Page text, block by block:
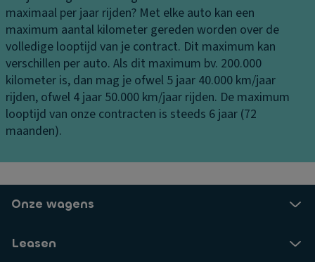
p
b
e
di
e
ni
n
g
o
c
h
n-
ti
n
g
M
a
k
e-
u
pi
e
el
g
S
p
er
di
ff
er
e
e
el
e
maximaal per jaar rijden? Met elke auto kan een
maximum aantal kilometer gereden worden over de
volledige looptijd van je contract. Dit maximum kan
verschillen per auto. Als dit maximum bv. 200.000
kilometer is, dan mag je ofwel 5 jaar 40.000 km/jaar
rijden, ofwel 4 jaar 50.000 km/jaar rijden. De maximum
looptijd van onze contracten is steeds 6 jaar (72
maanden).
Onze wagens
Leasen